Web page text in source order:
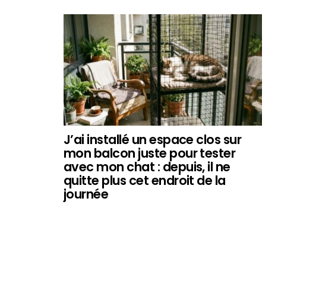
J’ai installé un espace clos sur
mon balcon juste pour tester
avec mon chat : depuis, il ne
quitte plus cet endroit de la
journée